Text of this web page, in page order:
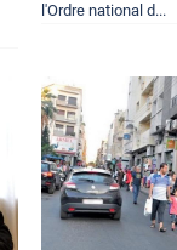
l'Ordre national d...